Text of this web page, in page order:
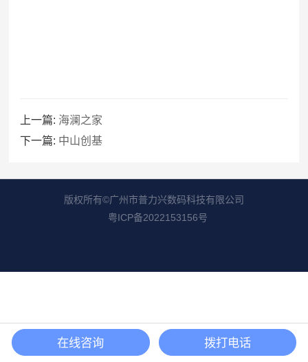
上一篇: 海澜之家
下一篇: 中山创基
版权所有©广州市普力兴数码科技有限公司
粤ICP备2022153156号
在线咨询 拨打电话